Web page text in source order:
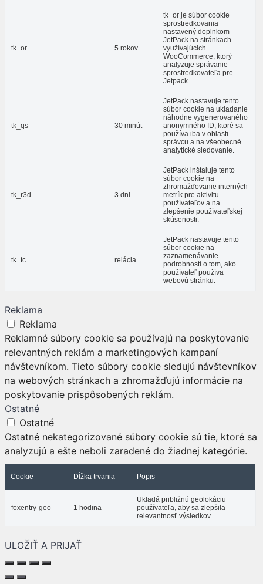
tk_or 5 rokov
tk_or je súbor cookie
sprostredkovania
nastavený doplnkom
JetPack na stránkach
využívajúcich
WooCommerce, ktorý
analyzuje správanie
sprostredkovateľa pre
Jetpack.
tk_qs 30 minút
JetPack nastavuje tento
súbor cookie na ukladanie
náhodne vygenerovaného
anonymného ID, ktoré sa
používa iba v oblasti
správcu a na všeobecné
analytické sledovanie.
tk_r3d 3 dni
JetPack inštaluje tento
súbor cookie na
zhromažďovanie interných
metrík pre aktivitu
používateľov a na
zlepšenie používateľskej
skúsenosti.
tk_tc relácia
JetPack nastavuje tento
súbor cookie na
zaznamenávanie
podrobností o tom, ako
používateľ používa
webovú stránku.
Reklama
Reklama
Reklamné súbory cookie sa používajú na poskytovanie
relevantných reklám a marketingových kampaní
návštevníkom. Tieto súbory cookie sledujú návštevníkov
na webových stránkach a zhromažďujú informácie na
poskytovanie prispôsobených reklám.
Ostatné
Ostatné
Ostatné nekategorizované súbory cookie sú tie, ktoré sa
analyzujú a ešte neboli zaradené do žiadnej kategórie.
Cookie Dĺžka trvania Popis
foxentry-geo 1 hodina
Ukladá približnú geolokáciu
používateľa, aby sa zlepšila
relevantnosť výsledkov.
ULOŽIŤ A PRIJAŤ